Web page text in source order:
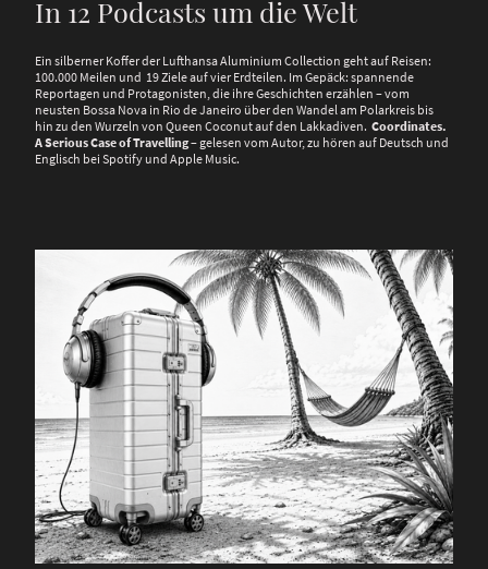
In 12 Podcasts um die Welt
Ein silberner Koffer der Lufthansa Aluminium Collection geht auf Reisen:
100.000 Meilen und 19 Ziele auf vier Erdteilen. Im Gepäck: spannende
Reportagen und Protagonisten, die ihre Geschichten erzählen – vom
neusten Bossa Nova in Rio de Janeiro über den Wandel am Polarkreis bis
hin zu den Wurzeln von Queen Coconut auf den Lakkadiven. Coordinates.
A Serious Case of Travelling– gelesen vom Autor, zu hören auf Deutsch und
Englisch bei Spotify und Apple Music.